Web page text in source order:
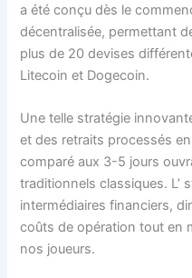
a été conçu dès le
décentralisée, permettant
plus de 20 devises
Litecoin et Dogecoin.
Une telle stratégie
et des retraits processés
comparé aux 3-5 jours
traditionnels classiques. L’
intermédiaires financiers,
coûts de opération tout en
nos joueurs.